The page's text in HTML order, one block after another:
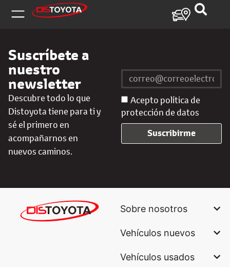
Suscríbete a
nuestro
newsletter
Descubre todo lo que
Distoyota tiene para ti y
sé el primero en
acompañarnos en
nuevos caminos.
Acepto política de
protección de datos
Suscribirme
Sobre nosotros
Vehículos nuevos
Vehículos usados